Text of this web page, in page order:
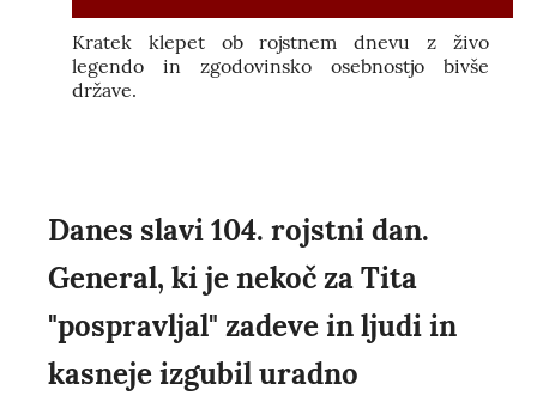
Kratek klepet ob rojstnem dnevu z živo
legendo in zgodovinsko osebnostjo bivše
države.
Danes slavi 104. rojstni dan.
General, ki je nekoč za Tita
"pospravljal" zadeve in ljudi in
kasneje izgubil uradno